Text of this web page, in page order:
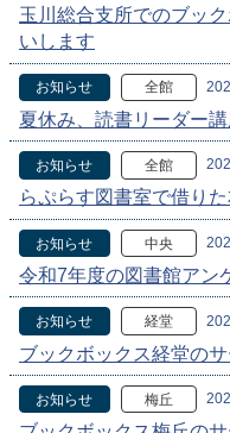
玉川総合支所でのブッ
いします
お知らせ 全館
夏休み、読書リーダー
お知らせ 全館
らぷらす図書室で借り
お知らせ 中央
令和7年度の図書館アン
お知らせ 経堂
ブックボックス経堂の
お知らせ 梅丘